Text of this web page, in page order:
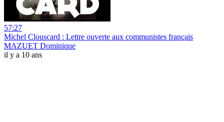
57:27
Michel Clouscard : Lettre ouverte aux communistes français
MAZUET Dominique
il y a 10 ans